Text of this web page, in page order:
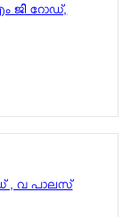
ജി റോഡ്,
, വ പാലസ്